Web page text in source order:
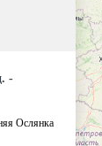
-
Ослянка